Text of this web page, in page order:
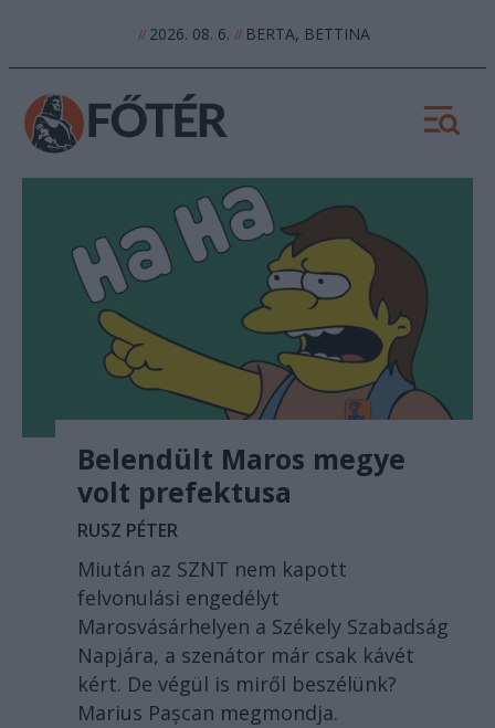
//2026. 08. 6. //BERTA, BETTINA
Belendült Maros megye
volt prefektusa
RUSZ PÉTER
Miután az SZNT nem kapott
felvonulási engedélyt
Marosvásárhelyen a Székely Szabadság
Napjára, a szenátor már csak kávét
kért. De végül is miről beszélünk?
Marius Pașcan megmondja.